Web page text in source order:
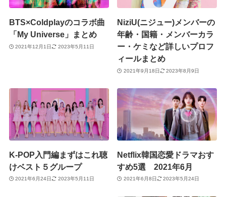
BTS×Coldplayのコラボ曲
「My Universe」まとめ
2021年12月1日 2023年5月11日
NiziU(ニジュー)メンバーの
年齢・国籍・メンバーカラ
ー・ケミなど詳しいプロフ
ィールまとめ
2021年9月18日 2023年8月9日
K-POP入門編まずはこれ聴
けベスト５グループ
2021年6月24日 2023年5月11日
Netflix韓国恋愛ドラマおす
すめ5選 2021年6月
2021年6月8日 2023年5月24日